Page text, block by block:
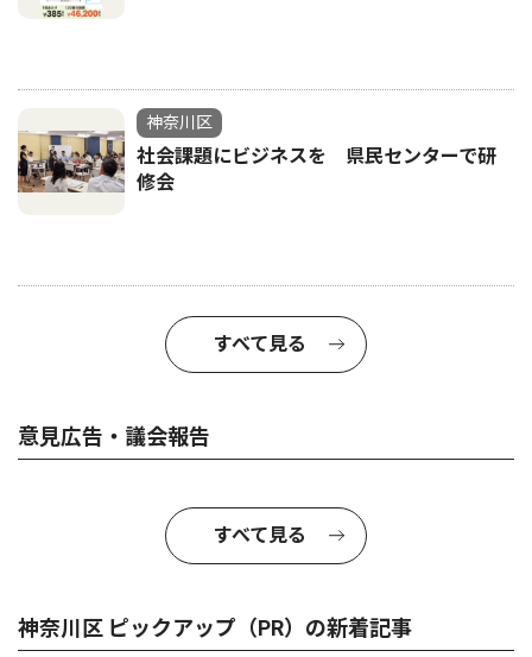
神奈川区
社会課題にビジネスを 県民センターで研
修会
すべて見る
意見広告・議会報告
すべて見る
神奈川区 ピックアップ（PR）の新着記事